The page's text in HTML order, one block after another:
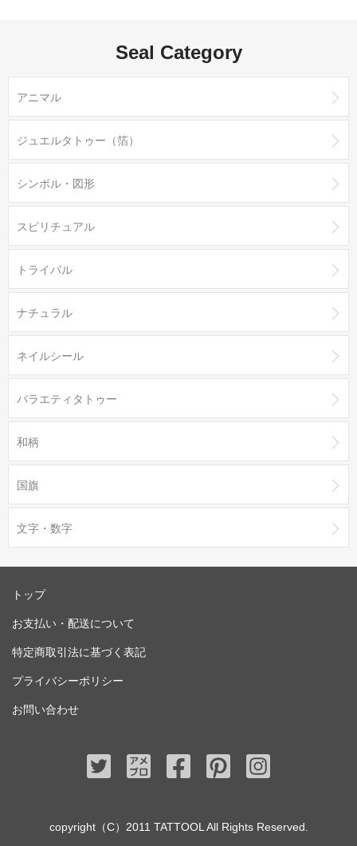
Seal Category
アニマル
ジュエルタトゥー（箔）
シンボル・図形
スピリチュアル
トライバル
ナチュラル
ネイルシール
バラエティタトゥー
和柄
国旗
文字・数字
トップ
お支払い・配送について
特定商取引法に基づく表記
プライバシーポリシー
お問い合わせ
copyright（C）2011 TATTOOL All Rights Reserved.